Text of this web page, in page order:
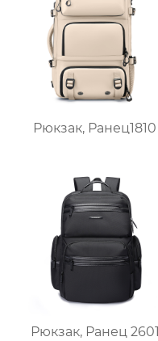
Рюкзак, Ранец1810
Рюкзак, Ранец 2601